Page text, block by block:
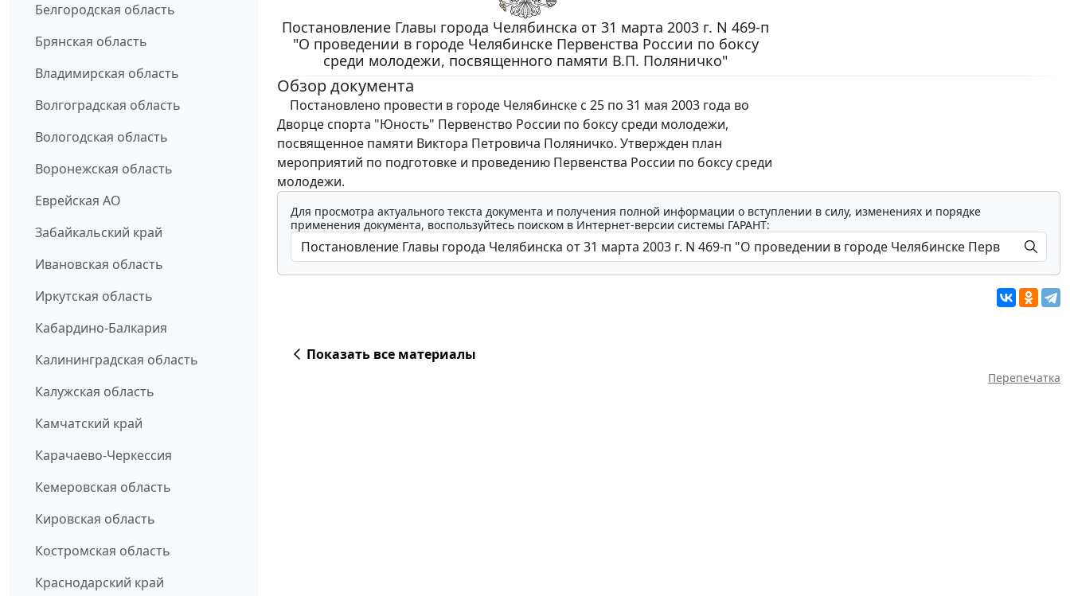
Белгородская область
Брянская область
Владимирская область
Волгоградская область
Вологодская область
Воронежская область
Еврейская АО
Забайкальский край
Ивановская область
Иркутская область
Кабардино-Балкария
Калининградская область
Калужская область
Камчатский край
Карачаево-Черкессия
Кемеровская область
Кировская область
Костромская область
Краснодарский край
Постановление Главы города Челябинска от 31 марта 2003 г. N 469-п
"О проведении в городе Челябинске Первенства России по боксу
среди молодежи, посвященного памяти В.П. Поляничко"
Обзор документа
Постановлено провести в городе Челябинске с 25 по 31 мая 2003 года во
Дворце спорта "Юность" Первенство России по боксу среди молодежи,
посвященное памяти Виктора Петровича Поляничко. Утвержден план
мероприятий по подготовке и проведению Первенства России по боксу среди
молодежи.
Для просмотра актуального текста документа и получения полной информации о вступлении в силу, изменениях и порядке
применения документа, воспользуйтесь поиском в Интернет-версии системы ГАРАНТ:
Показать все материалы
Перепечатка